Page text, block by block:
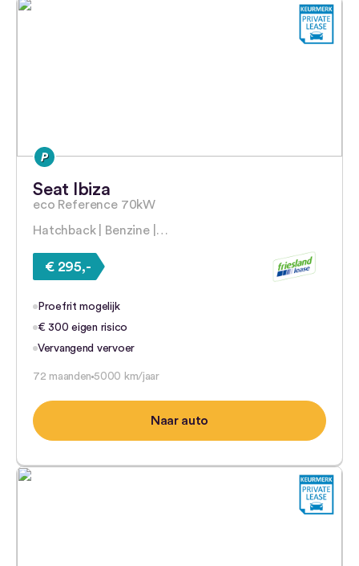
Seat Ibiza
eco Reference 70kW
Hatchback | Benzine |…
€ 295,-
Proefrit mogelijk
€ 300 eigen risico
Vervangend vervoer
72 maanden 5000 km/jaar
Naar auto